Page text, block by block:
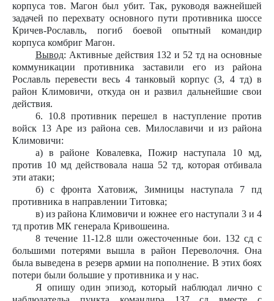
корпуса тов. Магон был убит. Так, руководя важнейшей
задачей по перехвату основного пути противника шоссе
Кричев-Рославль, погиб боевой опытный командир
корпуса комбриг Магон.
Вывод: Активные действия 132 и 52 тд на основные
коммуникации противника заставили его из района
Рославль перевести весь 4 танковый корпус (3, 4 тд) в
район Климовичи, откуда он и развил дальнейшие свои
действия.
6. 10.8 противник перешел в наступление против
войск 13 Аре из района сев. Милославичи и из района
Климовичи:
а) в районе Ковалевка, Пожир наступала 10 мд,
против 10 мд действовала наша 52 тд, которая отбивала
эти атаки;
б) с фронта Хатовиж, Зимницы наступала 7 пд
противника в направлении Титовка;
в) из района Климовичи и южнее его наступали 3 и 4
тд против МК генерала Кривошеина.
8 течение 11-12.8 шли ожесточенные бои. 132 сд с
большими потерями вышла в район Переволочня. Она
была выведена в резерв армии на пополнение. В этих боях
потери были большие у противника и у нас.
Я опишу один эпизод, который наблюдал лично с